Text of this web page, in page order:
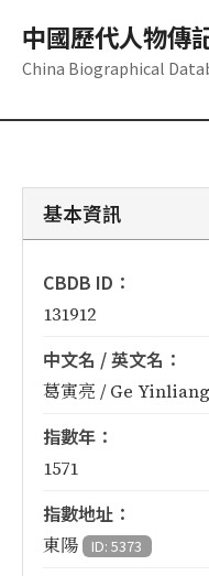
中國歷代人物傳
China Biographical
基本資訊
CBDB ID：
131912
中文名 / 英文名：
葛寅亮 / Ge Yinliang
指數年：
1571
指數地址：
東陽 ID: 5373